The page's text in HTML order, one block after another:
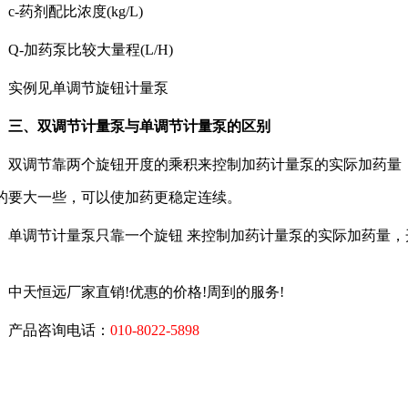
剂配比浓度(kg/L)
加药泵比较大量程(L/H)
例见单调节旋钮计量泵
双调节计量泵与单调节计量泵的区别
节靠两个旋钮开度的乘积来控制加药计量泵的实际加药量
要大一些，可以使加药更稳定连续。
节计量泵只靠一个旋钮 来控制加药计量泵的实际加药量，
恒远厂家直销!优惠的价格!周到的服务!
品咨询电话： 010-8022-5898